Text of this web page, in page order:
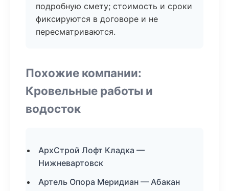
подробную смету; стоимость и сроки
фиксируются в договоре и не
пересматриваются.
Похожие компании:
Кровельные работы и
водосток
АрхСтрой Лофт Кладка —
Нижневартовск
Артель Опора Меридиан — Абакан